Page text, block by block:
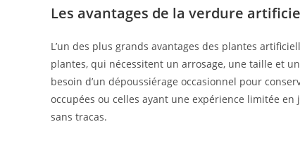
Les avantages de la verdure
L’un des plus grands avantages des plantes
plantes, qui nécessitent un arrosage, une taille et
besoin d’un dépoussiérage occasionnel pour
occupées ou celles ayant une expérience limitée
sans tracas.